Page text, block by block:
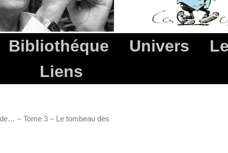
Bibliothéque Univers
Liens
– Tome 3 – Le tombeau des